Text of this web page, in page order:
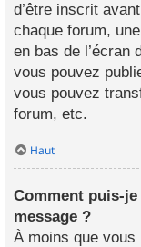
d’être inscrit
chaque forum,
en bas de l’écran
vous pouvez
vous pouvez
forum, etc.
Haut
Comment puis-
message ?
À moins que